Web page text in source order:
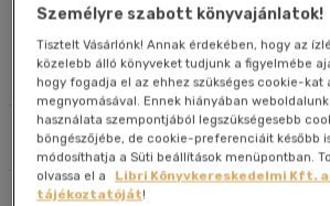
Művei
Szűrés
Eladott darabszám szerint növekvő
Cím szerint A-Z
Szerző szerint A-Z
Megjelenítés
20 db / oldal
Személyre szabott könyvajánlatok!
Tisztelt Vásárlónk! Annak érdekében, hogy az
közelebb álló könyveket tudjunk a figyelmébe
hogy fogadja el az ehhez szükséges cookie-kat
megnyomásával. Ennek hiányában
használata szempontjából legszükségesebb
böngészőjébe, de cookie-preferenciáit később
módosíthatja a Süti beállítások menüpontban.
olvassa el a
Libri Könyvkereskedelmi Kft.
tájékoztatóját!